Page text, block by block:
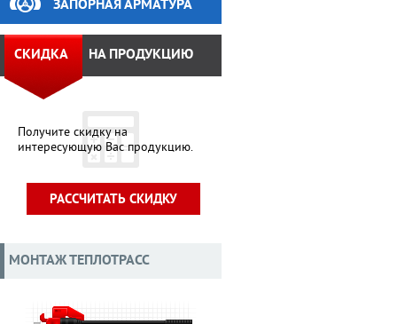
ЗАПОРНАЯ АРМАТУРА
Получите скидку на
интересующую Вас продукцию.
СКИДКА НА ПРОДУКЦИЮ
РАССЧИТАТЬ СКИДКУ
МОНТАЖ ТЕПЛОТРАСС